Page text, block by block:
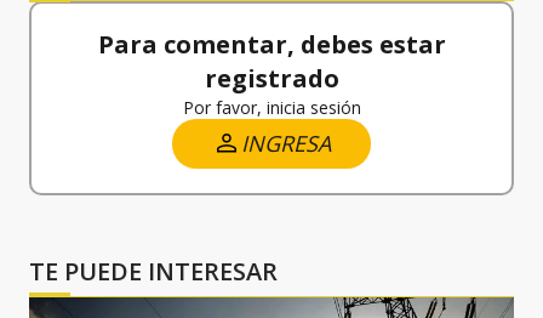
Para comentar, debes estar
registrado
Por favor, inicia sesión
INGRESA
TE PUEDE INTERESAR